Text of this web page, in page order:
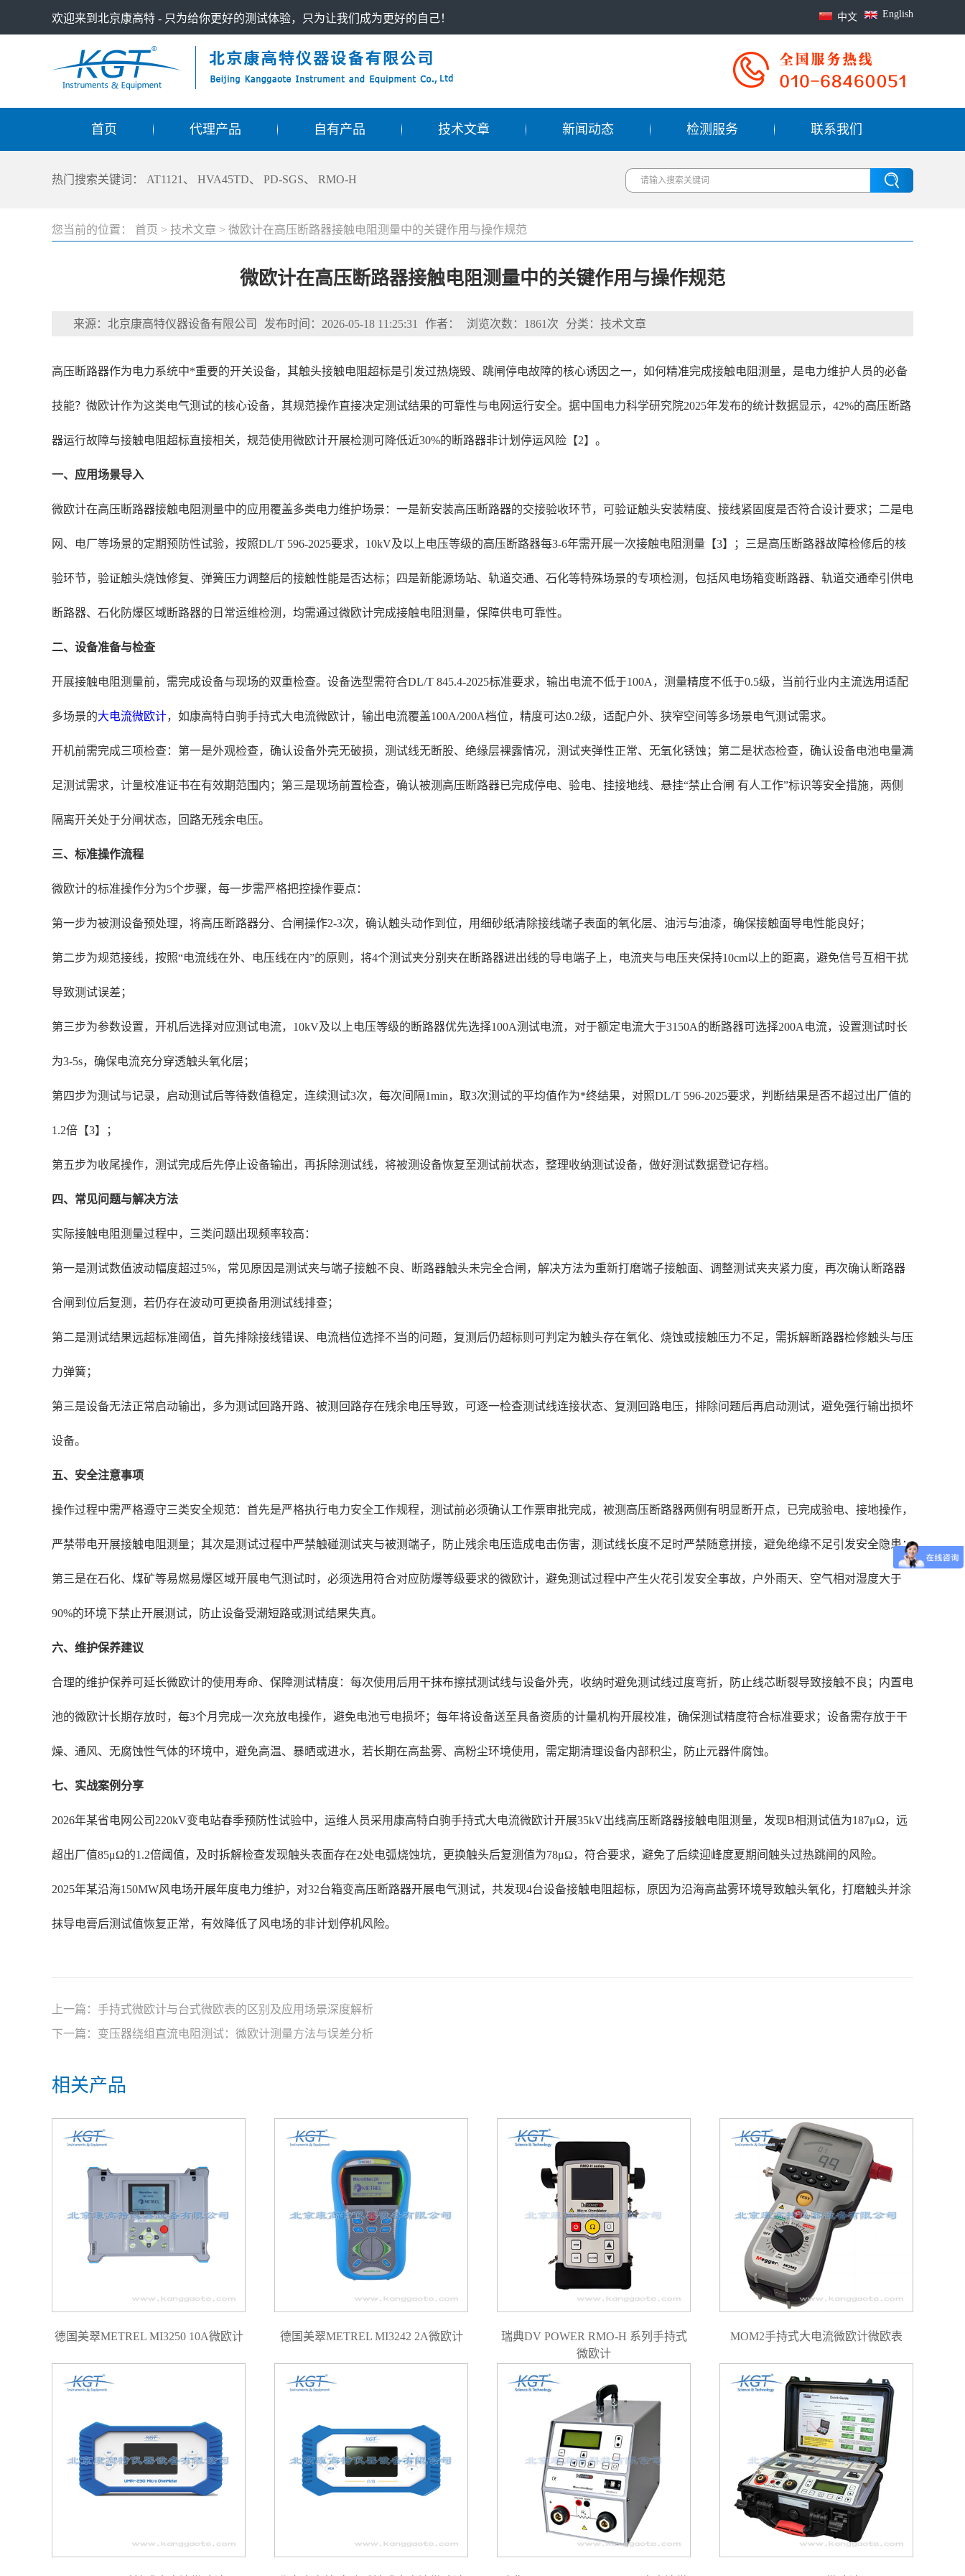
欢迎来到北京康高特 - 只为给你更好的测试体验，只为让我们成为更好的自己！ English
中文
首页 代理产品 自有产品 技术文章 新闻动态 检测服务 联系我们
热门搜索关键词： AT1121 、 HVA45TD、 PD-SGS、 RMO-H
您当前的位置： 首页 > 技术文章 > 微欧计在高压断路器接触电阻测量中的关键作用与操作规范
微欧计在高压断路器接触电阻测量中的关键作用与操作规范
来源：北京康高特仪器设备有限公司 发布时间：2026-05-18 11:25:31 作者： 浏览次数：1861次 分类：技术文章
高压断路器作为电力系统中*重要的开关设备，其触头接触电阻超标是引发过热烧毁、跳闸停电故障的核心诱因之一，如何精准完成接触电阻测量，是电力维护人员的必备
技能？微欧计作为这类电气测试的核心设备，其规范操作直接决定测试结果的可靠性与电网运行安全。据中国电力科学研究院2025年发布的统计数据显示，42%的高压断路
器运行故障与接触电阻超标直接相关，规范使用微欧计开展检测可降低近30%的断路器非计划停运风险【2】。
一、应用场景导入
微欧计在高压断路器接触电阻测量中的应用覆盖多类电力维护场景：一是新安装高压断路器的交接验收环节，可验证触头安装精度、接线紧固度是否符合设计要求；二是电
网、电厂等场景的定期预防性试验，按照DL/T 596-2025要求，10kV及以上电压等级的高压断路器每3-6年需开展一次接触电阻测量【3】；三是高压断路器故障检修后的核
验环节，验证触头烧蚀修复、弹簧压力调整后的接触性能是否达标；四是新能源场站、轨道交通、石化等特殊场景的专项检测，包括风电场箱变断路器、轨道交通牵引供电
断路器、石化防爆区域断路器的日常运维检测，均需通过微欧计完成接触电阻测量，保障供电可靠性。
二、设备准备与检查
开展接触电阻测量前，需完成设备与现场的双重检查。设备选型需符合DL/T 845.4-2025标准要求，输出电流不低于100A，测量精度不低于0.5级，当前行业内主流选用适配
多场景的大电流微欧计，如康高特白驹手持式大电流微欧计，输出电流覆盖100A/200A档位，精度可达0.2级，适配户外、狭窄空间等多场景电气测试需求。
开机前需完成三项检查：第一是外观检查，确认设备外壳无破损，测试线无断股、绝缘层裸露情况，测试夹弹性正常、无氧化锈蚀；第二是状态检查，确认设备电池电量满
足测试需求，计量校准证书在有效期范围内；第三是现场前置检查，确认被测高压断路器已完成停电、验电、挂接地线、悬挂“禁止合闸 有人工作”标识等安全措施，两侧
隔离开关处于分闸状态，回路无残余电压。
三、标准操作流程
微欧计的标准操作分为5个步骤，每一步需严格把控操作要点：
第一步为被测设备预处理，将高压断路器分、合闸操作2-3次，确认触头动作到位，用细砂纸清除接线端子表面的氧化层、油污与油漆，确保接触面导电性能良好；
第二步为规范接线，按照“电流线在外、电压线在内”的原则，将4个测试夹分别夹在断路器进出线的导电端子上，电流夹与电压夹保持10cm以上的距离，避免信号互相干扰
导致测试误差；
第三步为参数设置，开机后选择对应测试电流，10kV及以上电压等级的断路器优先选择100A测试电流，对于额定电流大于3150A的断路器可选择200A电流，设置测试时长
为3-5s，确保电流充分穿透触头氧化层；
第四步为测试与记录，启动测试后等待数值稳定，连续测试3次，每次间隔1min，取3次测试的平均值作为*终结果，对照DL/T 596-2025要求，判断结果是否不超过出厂值的
1.2倍【3】；
第五步为收尾操作，测试完成后先停止设备输出，再拆除测试线，将被测设备恢复至测试前状态，整理收纳测试设备，做好测试数据登记存档。
四、常见问题与解决方法
实际接触电阻测量过程中，三类问题出现频率较高：
第一是测试数值波动幅度超过5%，常见原因是测试夹与端子接触不良、断路器触头未完全合闸，解决方法为重新打磨端子接触面、调整测试夹夹紧力度，再次确认断路器
合闸到位后复测，若仍存在波动可更换备用测试线排查；
第二是测试结果远超标准阈值，首先排除接线错误、电流档位选择不当的问题，复测后仍超标则可判定为触头存在氧化、烧蚀或接触压力不足，需拆解断路器检修触头与压
力弹簧；
第三是设备无法正常启动输出，多为测试回路开路、被测回路存在残余电压导致，可逐一检查测试线连接状态、复测回路电压，排除问题后再启动测试，避免强行输出损坏
设备。
五、安全注意事项
操作过程中需严格遵守三类安全规范：首先是严格执行电力安全工作规程，测试前必须确认工作票审批完成，被测高压断路器两侧有明显断开点，已完成验电、接地操作，
严禁带电开展接触电阻测量；其次是测试过程中严禁触碰测试夹与被测端子，防止残余电压造成电击伤害，测试线长度不足时严禁随意拼接，避免绝缘不足引发安全隐患；
第三是在石化、煤矿等易燃易爆区域开展电气测试时，必须选用符合对应防爆等级要求的微欧计，避免测试过程中产生火花引发安全事故，户外雨天、空气相对湿度大于
90%的环境下禁止开展测试，防止设备受潮短路或测试结果失真。
六、维护保养建议
合理的维护保养可延长微欧计的使用寿命、保障测试精度：每次使用后用干抹布擦拭测试线与设备外壳，收纳时避免测试线过度弯折，防止线芯断裂导致接触不良；内置电
池的微欧计长期存放时，每3个月完成一次充放电操作，避免电池亏电损坏；每年将设备送至具备资质的计量机构开展校准，确保测试精度符合标准要求；设备需存放于干
燥、通风、无腐蚀性气体的环境中，避免高温、暴晒或进水，若长期在高盐雾、高粉尘环境使用，需定期清理设备内部积尘，防止元器件腐蚀。
七、实战案例分享
2026年某省电网公司220kV变电站春季预防性试验中，运维人员采用康高特白驹手持式大电流微欧计开展35kV出线高压断路器接触电阻测量，发现B相测试值为187μΩ，远
超出厂值85μΩ的1.2倍阈值，及时拆解检查发现触头表面存在2处电弧烧蚀坑，更换触头后复测值为78μΩ，符合要求，避免了后续迎峰度夏期间触头过热跳闸的风险。
2025年某沿海150MW风电场开展年度电力维护，对32台箱变高压断路器开展电气测试，共发现4台设备接触电阻超标，原因为沿海高盐雾环境导致触头氧化，打磨触头并涂
抹导电膏后测试值恢复正常，有效降低了风电场的非计划停机风险。
上一篇： 手持式微欧计与台式微欧表的区别及应用场景深度解析
下一篇： 变压器绕组直流电阻测试：微欧计测量方法与误差分析
相关产品
德国美翠METREL MI3250 10A微欧计 德国美翠METREL MI3242 2A微欧计
瑞典DV POWER RMO-H 系列手持式
微欧计
MOM2手持式大电流微欧计微欧表